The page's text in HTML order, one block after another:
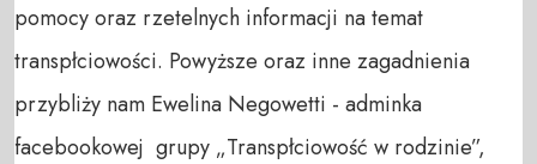
pomocy oraz rzetelnych informacji na temat
transpłciowości. Powyższe oraz inne zagadnienia
przybliży nam Ewelina Negowetti - adminka
facebookowej  grupy „Transpłciowość w rodzinie”,